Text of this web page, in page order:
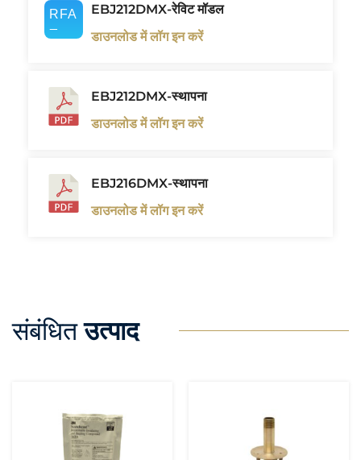
EBJ212DMX-रेविट मॉडल
डाउनलोड में लॉग इन करें
EBJ212DMX-स्थापना
डाउनलोड में लॉग इन करें
EBJ216DMX-स्थापना
डाउनलोड में लॉग इन करें
संबंधितउत्पाद